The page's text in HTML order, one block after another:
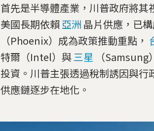
首先是半導體產業，川普政府將
美國長期依賴亞洲 晶片供應，已
（Phoenix）成為政策推動重點，
特爾（Intel）與三星 （
投資。川普主張透過稅制誘因與
供應鏈逐步在地化。